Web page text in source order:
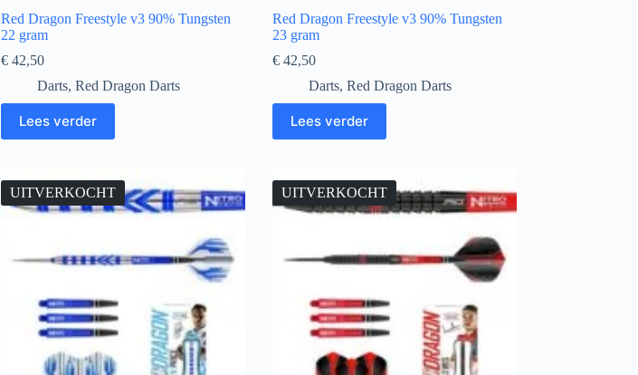
Red Dragon Freestyle v3 90% Tungsten
22 gram
€42,50
Darts, Red Dragon Darts
Lees verder
Red Dragon Freestyle v3 90% Tungsten
23 gram
€42,50
Darts, Red Dragon Darts
Lees verder
UITVERKOCHT UITVERKOCHT